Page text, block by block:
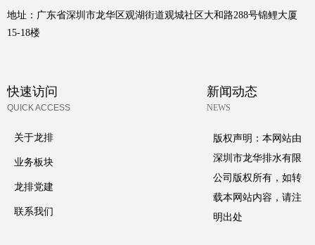
地址： 广东省深圳市龙华区观湖街道观城社区大和路288号锦鲤大厦
15-18楼
新闻动态
NEWS
关于龙排
业务板块
龙排党建
联系我们
快速访问
QUICK ACCESS
版权声明：本网站由
深圳市龙华排水有限
公司版权所有，如转
载本网站内容，请注
明出处